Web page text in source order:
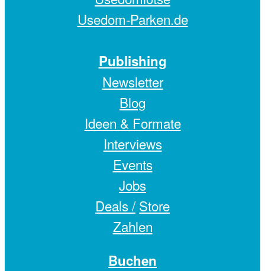
Usedom-Parken.de
Publishing
Newsletter
Blog
Ideen & Formate
Interviews
Events
Jobs
Deals / Store
Zahlen
Buchen